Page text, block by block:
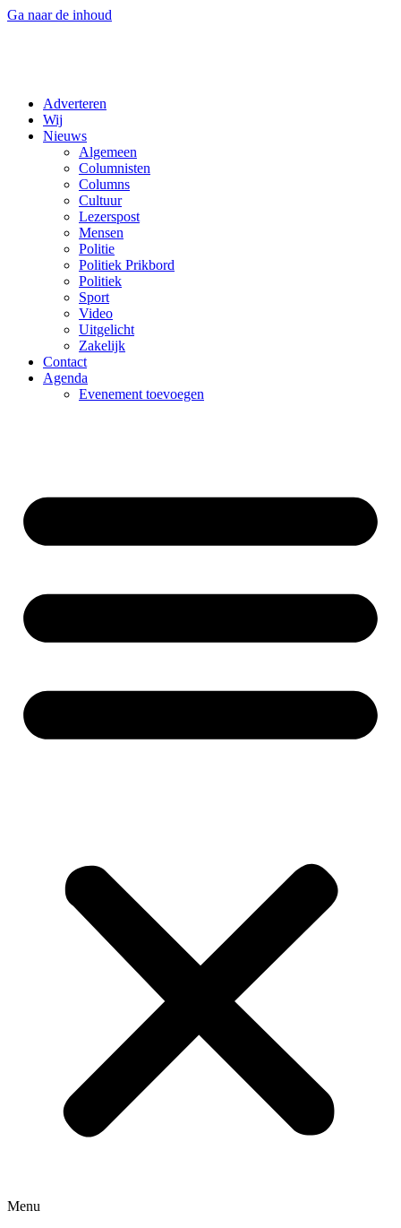
Ga naar de inhoud
Adverteren
Wij
Nieuws
Algemeen
Columnisten
Columns
Cultuur
Lezerspost
Mensen
Politie
Politiek Prikbord
Politiek
Sport
Video
Uitgelicht
Zakelijk
Contact
Agenda
Evenement toevoegen
Menu